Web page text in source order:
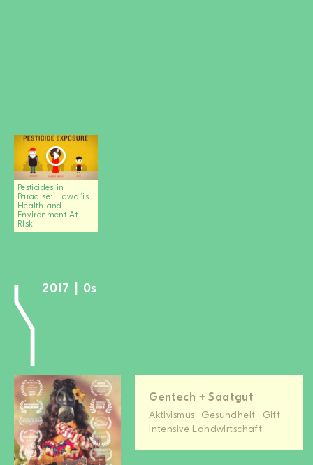
Pesticides in
Paradise: Hawai’i’s
Health and
Environment At
Risk
2017 | 0s
Gentech + Saatgut
Aktivismus Gesundheit
Gift
Intensive Landwirtschaft
Schulen
Medien
Film-Kits
Login